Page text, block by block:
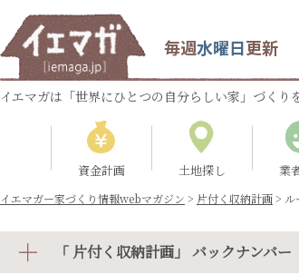
毎週水曜日更新
イエマガは「世界にひとつの自分らしい家」づくり
資金計画 土地探し 業
イエマガー家づくり情報webマガジン > 片付く収納計画> ル
「 片付く収納計画」 バックナンバー